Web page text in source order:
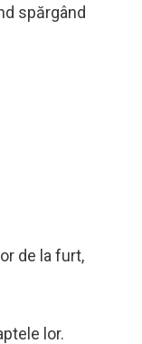
spărgând
de la furt,
lor.